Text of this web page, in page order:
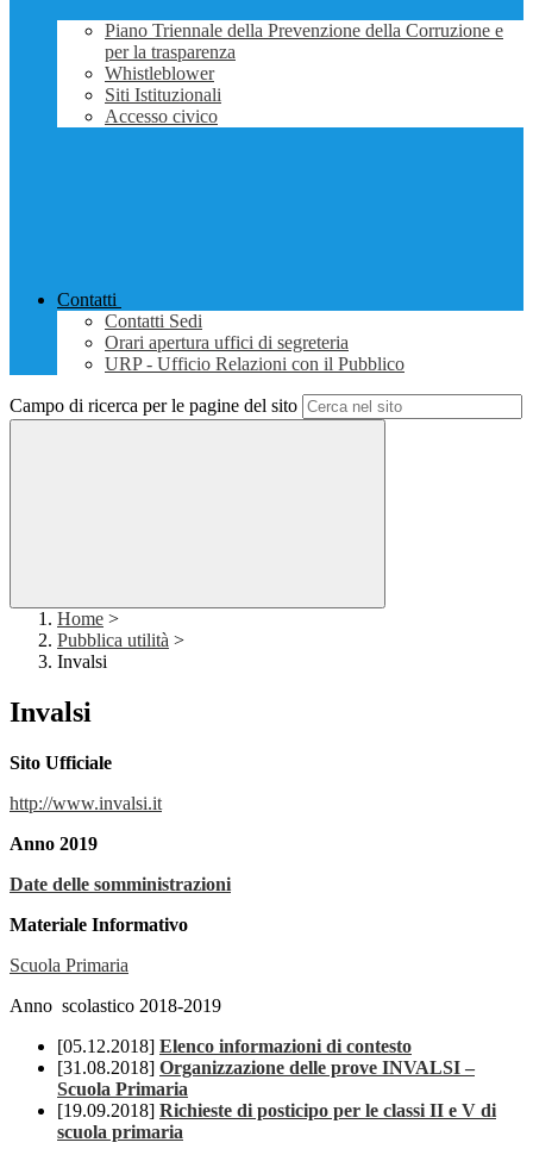
Piano Triennale della Prevenzione della Corruzione e
per la trasparenza
Whistleblower
Siti Istituzionali
Accesso civico
Contatti
Contatti Sedi
Orari apertura uffici di segreteria
URP - Ufficio Relazioni con il Pubblico
Campo di ricerca per le pagine del sito
Home >
Pubblica utilità >
Invalsi
Invalsi
Sito Ufficiale
http://www.invalsi.it
Anno 2019
Date delle somministrazioni
Materiale Informativo
Scuola Primaria
Anno scolastico 2018-2019
[05.12.2018] Elenco informazioni di contesto
[31.08.2018] Organizzazione delle prove INVALSI –
Scuola Primaria
[19.09.2018] Richieste di posticipo per le classi II e V di
scuola primaria